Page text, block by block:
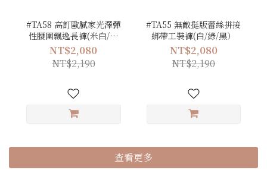
#TA58 高訂歐膩家光澤彈
性腰圍飄逸長褲(米白/卡
其/綠/黑)
NT$2,080
NT$2,190
#TA55 無敵挺版蕾絲拼接
綁帶工裝褲(白/綠/黑）
NT$2,080
NT$2,190
查看更多